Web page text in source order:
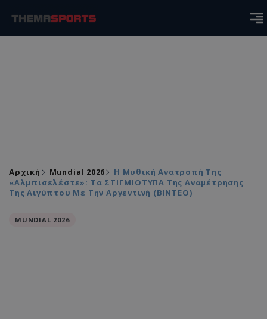
Αρχική Mundial 2026
Η Μυθική Ανατροπή Της
«αλμπισελέστε»: Τα ΣΤΙΓΜΙΟΤΥΠΑ Της Αναμέτρησης
Της Αιγύπτου Με Την Αργεντινή (ΒΙΝΤΕΟ)
MUNDIAL 2026